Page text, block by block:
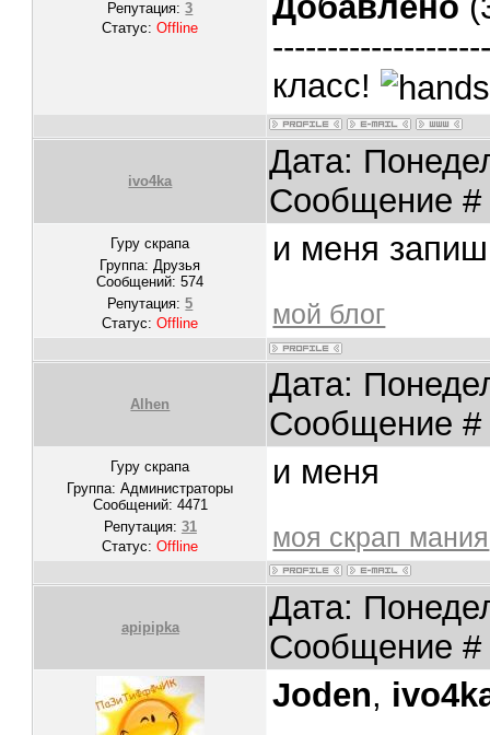
Репутация:3
Статус:Offline
класс!
ivo4ka
Дата:
Сообщение
Гуру скрапа
Группа: Друзья
Сообщений:574
Репутация:5
Статус:Offline
и меня
мой блог
Alhen
Дата:
Сообщение
Гуру скрапа
Группа: Администраторы
Сообщений: 4471
Репутация: 31
Статус:Offline
и меня
моя скрап мания
apipipka
Дата:
Сообщение
Joden,